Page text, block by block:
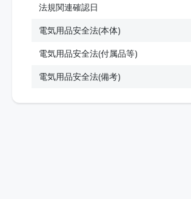
法規関連確認日
電気用品安全法(本体)
電気用品安全法(付属品等)
電気用品安全法(備考)